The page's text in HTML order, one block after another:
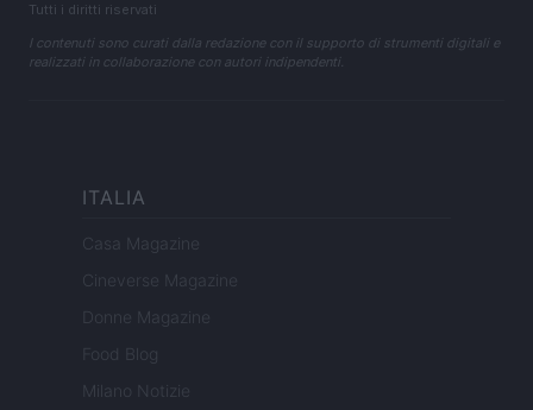
Tutti i diritti riservati
I contenuti sono curati dalla redazione con il supporto di strumenti digitali e
realizzati in collaborazione con autori indipendenti.
ITALIA
Casa Magazine
Cineverse Magazine
Donne Magazine
Food Blog
Milano Notizie